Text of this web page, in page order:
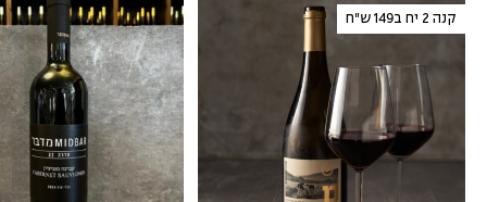
קנה 2 יח ב149 ש"ח